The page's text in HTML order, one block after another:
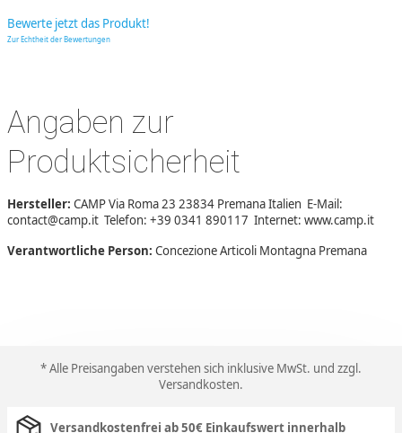
Bewerte jetzt das Produkt!
Zur Echtheit der Bewertungen
Angaben zur
Produktsicherheit
Hersteller: CAMP Via Roma 23 23834 Premana Italien E-Mail:
contact@camp.it Telefon: +39 0341 890117 Internet: www.camp.it
Verantwortliche Person: Concezione Articoli Montagna Premana
* Alle Preisangaben verstehen sich inklusive MwSt. und zzgl.
Versandkosten.
Versandkostenfrei ab 50€ Einkaufswert innerhalb